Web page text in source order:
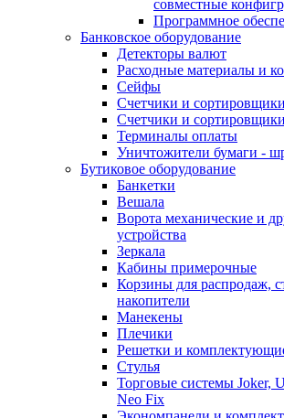
совместные
Программное
Банковское оборудование
Детекторы валют
Расходные материалы и
Сейфы
Счетчики и
Счетчики и
Терминалы оплаты
Уничтожители бумаги -
Бутиковое оборудование
Банкетки
Вешала
Ворота механические и
устройства
Зеркала
Кабины примерочные
Корзины для распродаж,
накопители
Манекены
Плечики
Решетки и
Стулья
Торговые системы Joker,
Neo Fix